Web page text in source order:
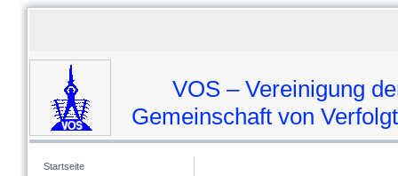
VOS – Vereinigung
Gemeinschaft von Verfolgten
Startseite